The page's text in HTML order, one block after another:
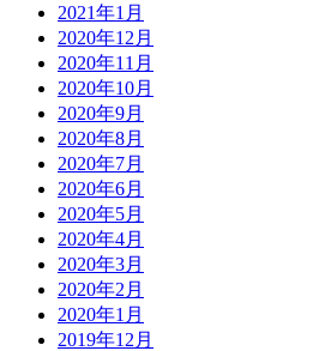
2021年1月
2020年12月
2020年11月
2020年10月
2020年9月
2020年8月
2020年7月
2020年6月
2020年5月
2020年4月
2020年3月
2020年2月
2020年1月
2019年12月